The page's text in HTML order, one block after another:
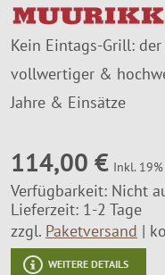
FINNWERK Qualität
Über uns
Montageservice
Kein Eintags-Grill:
vollwertiger &
Jahre & Einsätze
114,00 € Inkl.
Verfügbarkeit: Nicht
Lieferzeit: 1-2 Tage
zzgl. Paketversand
WEITERE DETAILS